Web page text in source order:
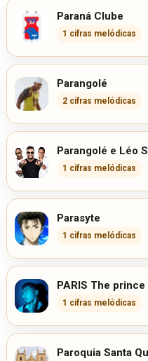
Paraná Clube
1 cifras melódicas
Parangolé
2 cifras melódicas
Parangolé e Léo
1 cifras melódicas
Parasyte
1 cifras melódicas
PARIS The prince
1 cifras melódicas
Paroquia Santa